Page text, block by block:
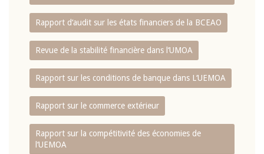
Rapport d‘audit sur les états financiers de la BCEAO
Revue de la stabilité financière dans l‘UMOA
Rapport sur les conditions de banque dans L‘UEMOA
Rapport sur le commerce extérieur
Rapport sur la compétitivité des économies de
l‘UEMOA